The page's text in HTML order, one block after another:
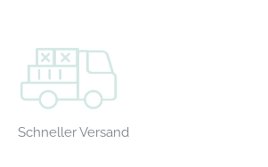
Schneller Versand